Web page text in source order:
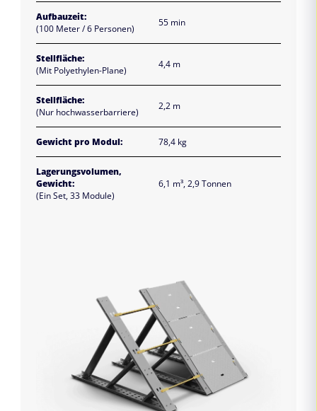
Aufbauzeit:
(100 Meter / 6 Personen)
55 min
Stellfläche:
(Mit Polyethylen-Plane)
4,4 m
Stellfläche:
(Nur hochwasserbarriere)
2,2 m
Gewicht pro Modul: 78,4 kg
Lagerungsvolumen,
Gewicht:
(Ein Set, 33 Module)
6,1 m³, 2,9 Tonnen